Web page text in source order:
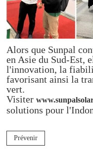
Alors que Sunpal
en Asie du Sud-Est,
l'innovation, la
favorisant ainsi la
vert.
Visiter
solutions pour
Prévenir